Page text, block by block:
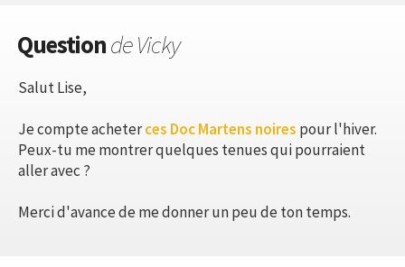
Questionde Vicky
Salut Lise,
Je compte acheterces Doc Martens noires pour l'hiver.
Peux-tu me montrer quelques tenues qui pourraient
aller avec ?
Merci d'avance de me donner un peu de ton temps.